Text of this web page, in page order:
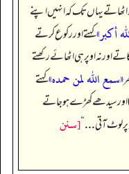
اٹھاتے یہاں تک کہ انہیں اپنے
أكبر»کہتے اور رکوع کرتے
اور نہ اوپر ہی اٹھائے رکھتے
«سمع الله لمن حمده»کہتے
اور سیدھے کھڑے ہو جاتے
لوٹ آتی . . .“[سنن